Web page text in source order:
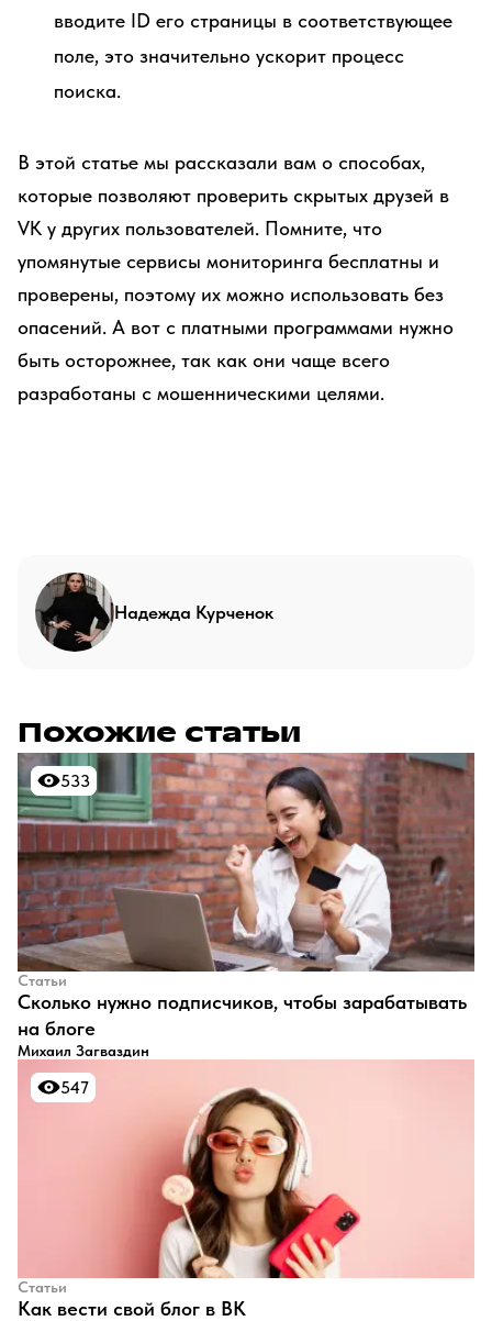
вводите ID его страницы в соответствующее
поле, это значительно ускорит процесс
поиска.
В этой статье мы рассказали вам о способах,
которые позволяют проверить скрытых друзей в
VK у других пользователей. Помните, что
упомянутые сервисы мониторинга бесплатны и
проверены, поэтому их можно использовать без
опасений. А вот с платными программами нужно
быть осторожнее, так как они чаще всего
разработаны с мошенническими целями.
Надежда Курченок
Похожие статьи
533
533
Статьи
​Сколько нужно подписчиков, чтобы зарабатывать
на блоге
Михаил Загваздин
547
547
Статьи
​Как вести свой блог в ВК